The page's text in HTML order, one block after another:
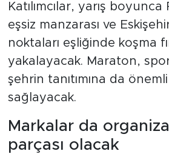
Katılımcılar, yarış boyunca
eşsiz manzarası ve
noktaları eşliğinde koşma
yakalayacak. Maraton,
şehrin tanıtımına da önemli
sağlayacak.
Markalar da
parçası olacak